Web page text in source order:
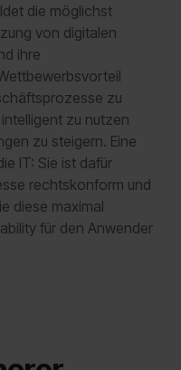
die möglichst
von digitalen
ihre
zu
zu nutzen
zu steigern. Eine
IT: Sie ist dafür
rechtskonform und
diese maximal
für den Anwender